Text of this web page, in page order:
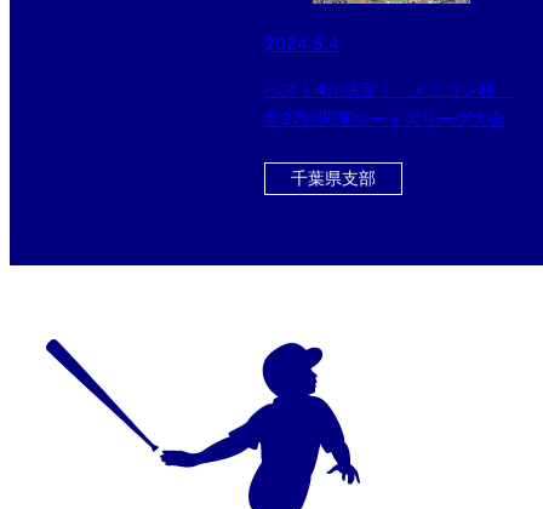
2024.5.4
ベスト4が決定！ メニコン杯
第27回関東ボーイズリーグ大会
千葉県支部